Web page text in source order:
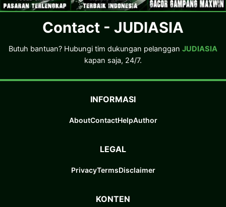
Contact - JUDIASIA
Butuh bantuan? Hubungi tim dukungan pelanggan JUDIASIA
kapan saja, 24/7.
INFORMASI
AboutContactHelpAuthor
LEGAL
PrivacyTermsDisclaimer
KONTEN